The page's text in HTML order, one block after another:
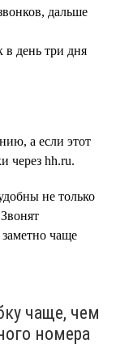
дальше
день три дня
а если этот
через hh.ru.
не только
чаще
чаще, чем
номера